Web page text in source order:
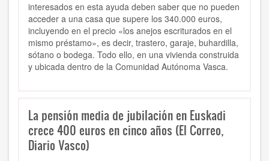
interesados en esta ayuda deben saber que no pueden
acceder a una casa que supere los 340.000 euros,
incluyendo en el precio «los anejos escriturados en el
mismo préstamo», es decir, trastero, garaje, buhardilla,
sótano o bodega. Todo ello, en una vivienda construida
y ubicada dentro de la Comunidad Autónoma Vasca.
La pensión media de jubilación en Euskadi
crece 400 euros en cinco años (El Correo,
Diario Vasco)